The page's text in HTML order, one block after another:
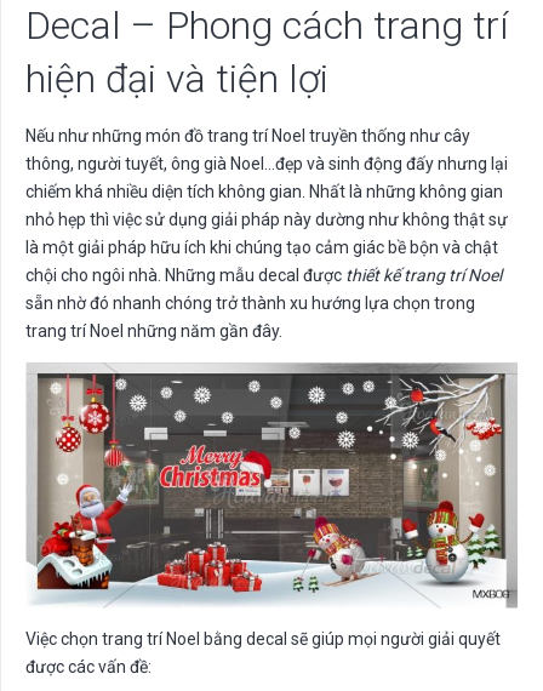
Decal – Phong cách trang trí
hiện đại và tiện lợi
Nếu như những món đồ trang trí Noel truyền thống như cây
thông, người tuyết, ông già Noel…đẹp và sinh động đấy nhưng lại
chiếm khá nhiều diện tích không gian. Nhất là những không gian
nhỏ hẹp thì việc sử dụng giải pháp này dường như không thật sự
là một giải pháp hữu ích khi chúng tạo cảm giác bề bộn và chật
chội cho ngôi nhà. Những mẫu decal được thiết kế trang trí Noel
sẵn nhờ đó nhanh chóng trở thành xu hướng lựa chọn trong
trang trí Noel những năm gần đây.
Việc chọn trang trí Noel bằng decal sẽ giúp mọi người giải quyết
được các vấn đề: